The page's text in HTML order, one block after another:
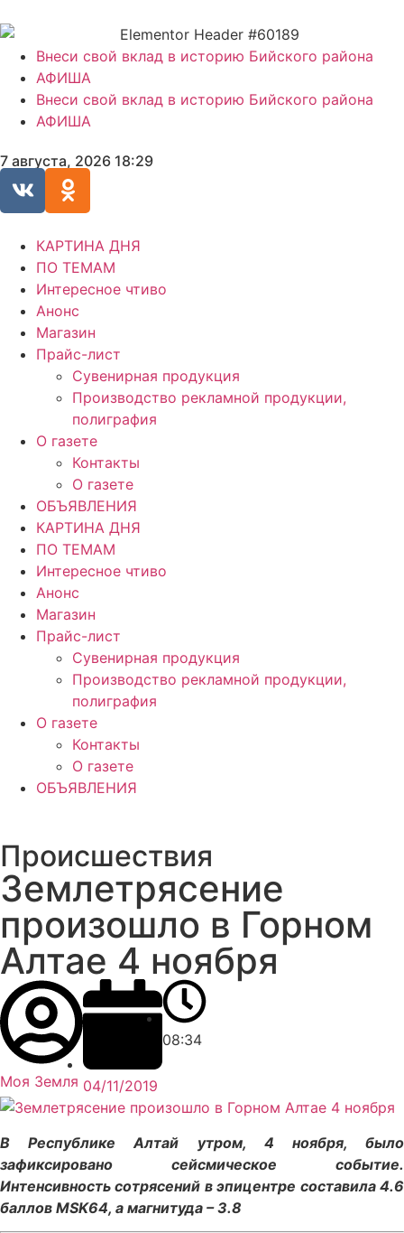
Внеси свой вклад в историю Бийского района
АФИША
Внеси свой вклад в историю Бийского района
АФИША
7 августа, 2026 18:29
КАРТИНА ДНЯ
ПО ТЕМАМ
Интересное чтиво
Анонс
Магазин
Прайс-лист
Сувенирная продукция
Производство рекламной продукции,
полиграфия
О газете
Контакты
О газете
ОБЪЯВЛЕНИЯ
КАРТИНА ДНЯ
ПО ТЕМАМ
Интересное чтиво
Анонс
Магазин
Прайс-лист
Сувенирная продукция
Производство рекламной продукции,
полиграфия
О газете
Контакты
О газете
ОБЪЯВЛЕНИЯ
Происшествия
Землетрясение
произошло в Горном
Алтае 4 ноября
Моя Земля 04/11/2019
08:34
В Республике Алтай утром, 4 ноября, было
зафиксировано сейсмическое событие.
Интенсивность сотрясений в эпицентре составила 4.6
баллов MSK64, а магнитуда – 3.8